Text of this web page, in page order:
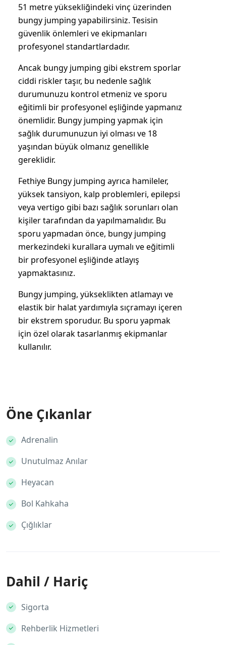
51 metre yüksekliğindeki vinç üzerinden
bungy jumping yapabilirsiniz. Tesisin
güvenlik önlemleri ve ekipmanları
profesyonel standartlardadır.
Ancak bungy jumping gibi ekstrem sporlar
ciddi riskler taşır, bu nedenle sağlık
durumunuzu kontrol etmeniz ve sporu
eğitimli bir profesyonel eşliğinde yapmanız
önemlidir. Bungy jumping yapmak için
sağlık durumunuzun iyi olması ve 18
yaşından büyük olmanız genellikle
gereklidir.
Fethiye Bungy jumping ayrıca hamileler,
yüksek tansiyon, kalp problemleri, epilepsi
veya vertigo gibi bazı sağlık sorunları olan
kişiler tarafından da yapılmamalıdır. Bu
sporu yapmadan önce, bungy jumping
merkezindeki kurallara uymalı ve eğitimli
bir profesyonel eşliğinde atlayış
yapmaktasınız.
Bungy jumping, yükseklikten atlamayı ve
elastik bir halat yardımıyla sıçramayı içeren
bir ekstrem sporudur. Bu sporu yapmak
için özel olarak tasarlanmış ekipmanlar
kullanılır.
Öne Çıkanlar
Adrenalin
Unutulmaz Anılar
Heyacan
Bol Kahkaha
Çığlıklar
Dahil / Hariç
Sigorta
Rehberlik Hizmetleri